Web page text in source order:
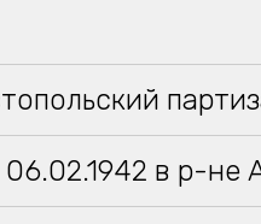
06.02.1942 в р-не